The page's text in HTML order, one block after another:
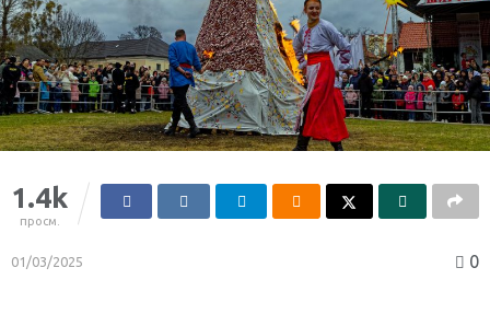
1.4k
просм.
01/03/2025 0